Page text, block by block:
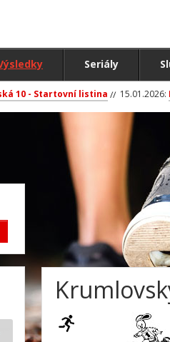
Seriály
10 - Startovní listina 15.01.2026: